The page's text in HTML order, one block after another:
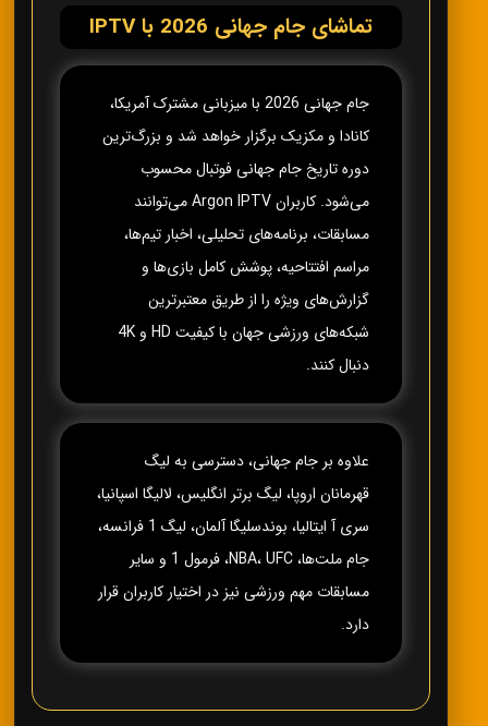
تماشای جام جهانی 2026 با IPTV
جام جهانی 2026 با میزبانی مشترک آمریکا،
کانادا و مکزیک برگزار خواهد شد و بزرگ‌ترین
دوره تاریخ جام جهانی فوتبال محسوب
می‌شود. کاربران Argon IPTV می‌توانند
مسابقات، برنامه‌های تحلیلی، اخبار تیم‌ها،
مراسم افتتاحیه، پوشش کامل بازی‌ها و
گزارش‌های ویژه را از طریق معتبرترین
شبکه‌های ورزشی جهان با کیفیت HD و 4K
دنبال کنند.
علاوه بر جام جهانی، دسترسی به لیگ
قهرمانان اروپا، لیگ برتر انگلیس، لالیگا اسپانیا،
سری آ ایتالیا، بوندسلیگا آلمان، لیگ 1 فرانسه،
جام ملت‌ها، NBA، UFC، فرمول 1 و سایر
مسابقات مهم ورزشی نیز در اختیار کاربران قرار
دارد.